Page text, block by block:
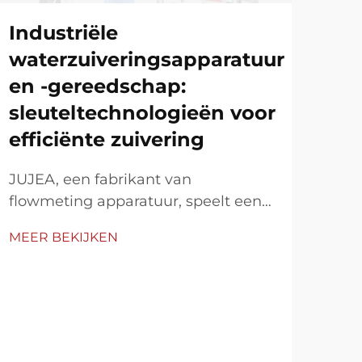
Industriële
waterzuiveringsapparatuur
en -gereedschap:
sleuteltechnologieën voor
efficiënte zuivering
JUJEA, een fabrikant van
flowmeting apparatuur, speelt een
waterzuivering, waarbij de
MEER BEKIJKEN